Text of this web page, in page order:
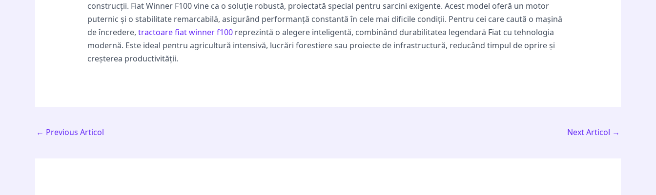
construcții. Fiat Winner F100 vine ca o soluție robustă, proiectată special pentru sarcini exigente. Acest model oferă un motor
puternic și o stabilitate remarcabilă, asigurând performanță constantă în cele mai dificile condiții. Pentru cei care caută o mașină
de încredere, tractoare fiat winner f100reprezintă o alegere inteligentă, combinând durabilitatea legendară Fiat cu tehnologia
modernă. Este ideal pentru agricultură intensivă, lucrări forestiere sau proiecte de infrastructură, reducând timpul de oprire și
creșterea productivității.
← Previous Articol Next Articol →